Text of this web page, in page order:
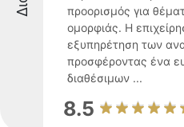
προορισμός για
ομορφιάς. Η
εξυπηρέτηση των
προσφέροντας ένα
διαθέσιμων ...
8.5